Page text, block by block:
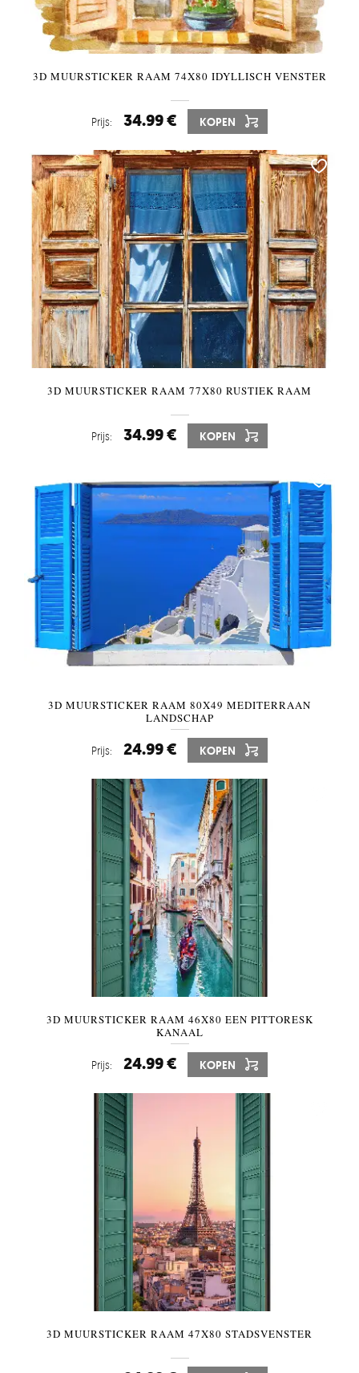
3D MUURSTICKER RAAM 74X80 IDYLLISCH VENSTER
Prijs: 34.99 € KOPEN
3D MUURSTICKER RAAM 77X80 RUSTIEK RAAM
Prijs: 34.99 € KOPEN
3D MUURSTICKER RAAM 80X49 MEDITERRAAN
LANDSCHAP
Prijs: 24.99 € KOPEN
3D MUURSTICKER RAAM 46X80 EEN PITTORESK
KANAAL
Prijs: 24.99 € KOPEN
3D MUURSTICKER RAAM 47X80 STADSVENSTER